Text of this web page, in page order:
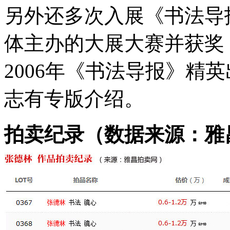
另外还多次入展《书法
体主办的大展大赛并获奖
2006年《书法导报》精
志有专版介绍。
拍卖纪录（数据来源：